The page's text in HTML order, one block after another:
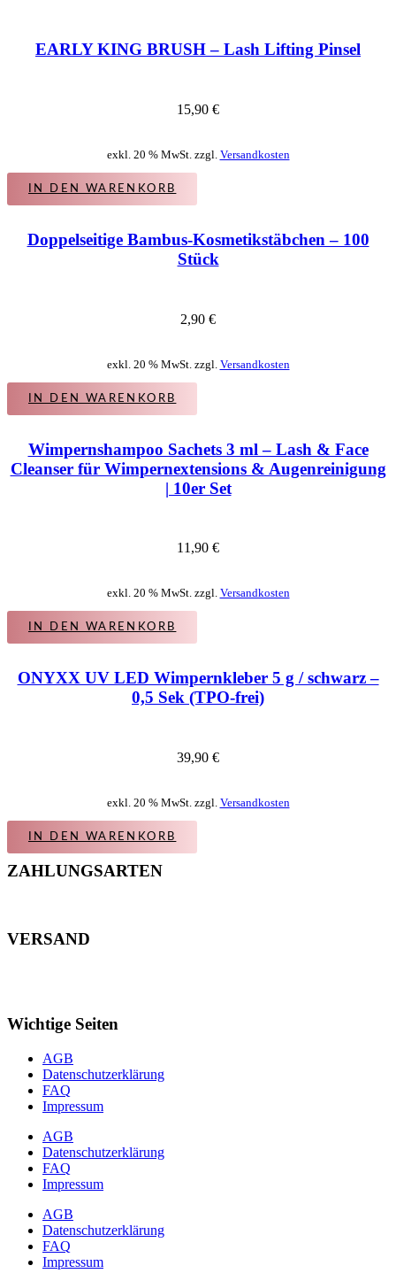
EARLY KING BRUSH – Lash Lifting Pinsel
15,90 €
exkl. 20 % MwSt. zzgl. Versandkosten
IN DEN WARENKORB
Doppelseitige Bambus-Kosmetikstäbchen – 100
Stück
2,90 €
exkl. 20 % MwSt. zzgl. Versandkosten
IN DEN WARENKORB
Wimpernshampoo Sachets 3 ml – Lash & Face
Cleanser für Wimpernextensions & Augenreinigung
| 10er Set
11,90 €
exkl. 20 % MwSt. zzgl. Versandkosten
IN DEN WARENKORB
ONYXX UV LED Wimpernkleber 5 g / schwarz –
0,5 Sek (TPO-frei)
39,90 €
exkl. 20 % MwSt. zzgl. Versandkosten
IN DEN WARENKORB
ZAHLUNGSARTEN
VERSAND
Wichtige Seiten
AGB
Datenschutzerklärung
FAQ
Impressum
AGB
Datenschutzerklärung
FAQ
Impressum
AGB
Datenschutzerklärung
FAQ
Impressum